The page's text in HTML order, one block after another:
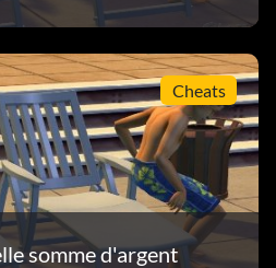
Cheats
somme d'argent